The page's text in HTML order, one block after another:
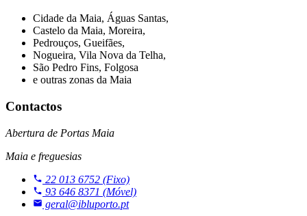
Cidade da Maia, Águas Santas,
Castelo da Maia, Moreira,
Pedrouços, Gueifães,
Nogueira, Vila Nova da Telha,
São Pedro Fins, Folgosa
e outras zonas da Maia
Contactos
Abertura de Portas Maia
Maia e freguesias
22 013 6752 (Fixo)
93 646 8371 (Móvel)
geral@ibluporto.pt